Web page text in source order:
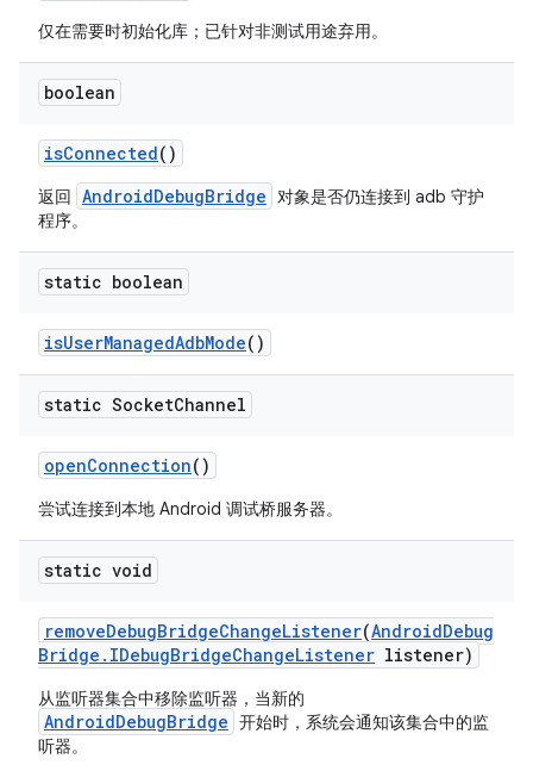
仅在需要时初始化库；已针对非测试用途弃用。
boolean
isConnected()
返回 AndroidDebugBridge 对象是否仍连接到 adb 守护
程序。
static boolean
isUserManagedAdbMode()
static SocketChannel
openConnection()
尝试连接到本地 Android 调试桥服务器。
static void
removeDebugBridgeChangeListener(AndroidDebug
Bridge . IDebugBridgeChangeListener listener)
从监听器集合中移除监听器，当新的
AndroidDebugBridge 开始时，系统会通知该集合中的监
听器。